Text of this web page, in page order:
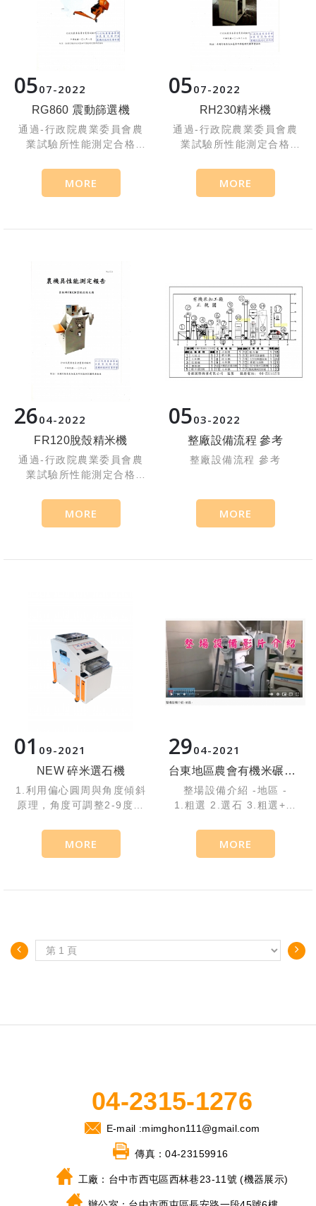
0507 2022
RG860 震動篩選機
通過-行政院農業委員會農
業試驗所性能測定合格
MORE
0507 2022
RH230精米機
通過-行政院農業委員會農
業試驗所性能測定合格
MORE
2604 2022
FR120脫殼精米機
通過-行政院農業委員會農
業試驗所性能測定合格
MORE
0503 2022
整廠設備流程 參考
整廠設備流程 參考
MORE
01 09 2021
NEW 碎米選石機
1.利用偏心圓周與角度傾斜
原理，角度可調整2-9度能
2.適用於米類篩選碎米粒。
MORE
2904 2021
台東地區農會有機米碾米設備整場規劃設計 每小時產能1500KG
整場設備介紹 -地區 -
1.粗選 2.選石 3.粗選+礱
4.糙米選別 5.精米機 6.色
選機
自動控制
MORE
04-2315-1276
E-mail :mimghon111@gmail.com
傳真：04-23159916
工廠： 台中市西屯區西林巷23-11號 (機器展示)